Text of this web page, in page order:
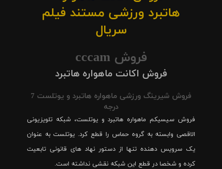
هاتبرد ورزشی مستند فیلم
سریال
فروش cccam
فروش اکانت ماهواره هاتبرد
فروش شیرینگ ورزشی ماهواره هاتبرد و یوتلست 7
درجه
فروش سیسیکم ماهواره هاتبرد و یوتلست، شبکه تلویزیونی
الاقصی وابسته به گروه حماس را قطع کرد. یوتلست به عنوان
یک سرویس دهنده تنها از دستور نهاد های قانونی تابعیت
کرده و شخصا در قطع این شبکه نقشی نداشته است.